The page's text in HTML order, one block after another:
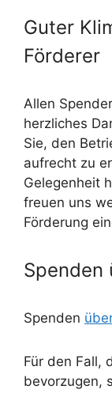
Guter
Förderer
Allen
herzliches
Sie, den
aufrecht zu
Gelegenheit
freuen uns
Förderung
Spenden
Spenden
Für den Fall,
bevorzugen,